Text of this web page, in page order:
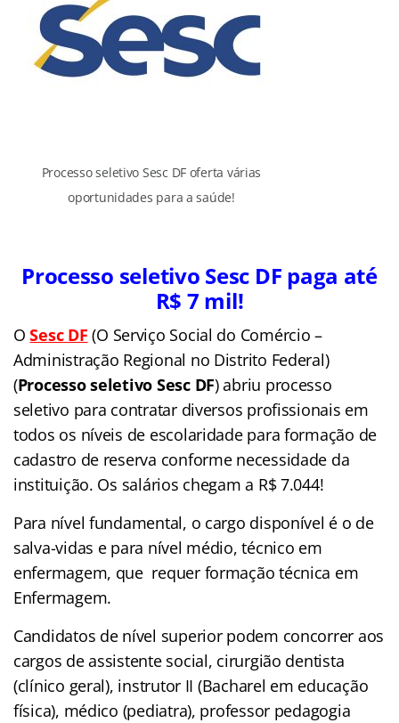
Processo seletivo Sesc DF oferta várias
oportunidades para a saúde!
Processo seletivo Sesc DF paga até
R$ 7 mil!
OSesc DF (O Serviço Social do Comércio –
Administração Regional no Distrito Federal)
(Processo seletivo Sesc DF) abriu processo
seletivo para contratar diversos profissionais em
todos os níveis de escolaridade para formação de
cadastro de reserva conforme necessidade da
instituição. Os salários chegam a R$ 7.044!
Para nível fundamental, o cargo disponível é o de
salva-vidas e para nível médio, técnico em
enfermagem, que requer formação técnica em
Enfermagem.
Candidatos de nível superior podem concorrer aos
cargos de assistente social, cirurgião dentista
(clínico geral), instrutor II (Bacharel em educação
física), médico (pediatra), professor pedagogia